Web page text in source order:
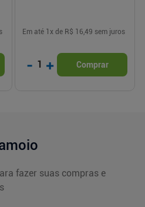
Em até 1 x de R$ 16,49 sem juros
- 1 + Comprar
fazer suas compras e